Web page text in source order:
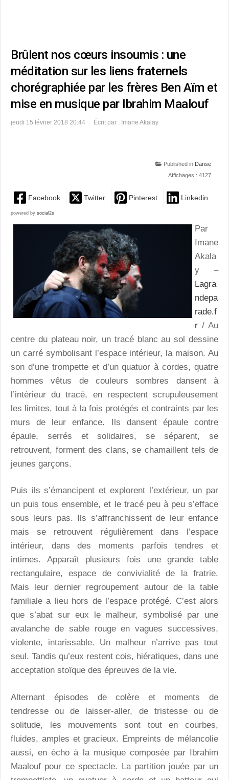
Brûlent nos cœurs insoumis : une
méditation sur les liens fraternels
chorégraphiée par les frères Ben Aïm et
mise en musique par Ibrahim Maalouf
jeudi 15 février 2018 20:44 Écrit par : Imane Akalay
Published in Danse
Affichages : 4127
Facebook Twitter Pinterest Linkedin
powered by social2s
Par
Imane
Akala
y –
Lagra
ndepa
rade.f
r / Au
centre du plateau noir, un tracé blanc au sol dessine
un carré symbolisant l’espace intérieur, la maison. Au
son d’une trompette et d’un quatuor à cordes, quatre
hommes vêtus de couleurs sombres dansent à
l’intérieur du tracé, en respectent scrupuleusement
les limites, tout à la fois protégés et contraints par les
murs de leur enfance. Ils dansent épaule contre
épaule, serrés et solidaires, se séparent, se
retrouvent, forment des clans, se chamaillent tels de
jeunes garçons.
Puis ils s’émancipent et explorent l’extérieur, un par
un puis tous ensemble, et le tracé peu à peu s’efface
sous leurs pas. Ils s’affranchissent de leur enfance
mais se retrouvent régulièrement dans l’espace
intérieur, dans des moments parfois tendres et
intimes. Apparaît plusieurs fois une grande table
rectangulaire, espace de convivialité de la fratrie.
Mais leur dernier regroupement autour de la table
familiale a lieu hors de l’espace protégé. C’est alors
que s’abat sur eux le malheur, symbolisé par une
avalanche de sable rouge en vagues successives,
violente, intarissable. Un malheur n’arrive pas tout
seul. Tandis qu’eux restent cois, hiératiques, dans une
acceptation stoïque des épreuves de la vie.
Alternant épisodes de colère et moments de
tendresse ou de laisser-aller, de tristesse ou de
solitude, les mouvements sont tout en courbes,
fluides, amples et gracieux. Empreints de mélancolie
aussi, en écho à la musique composée par Ibrahim
Maalouf pour ce spectacle. La partition jouée par un